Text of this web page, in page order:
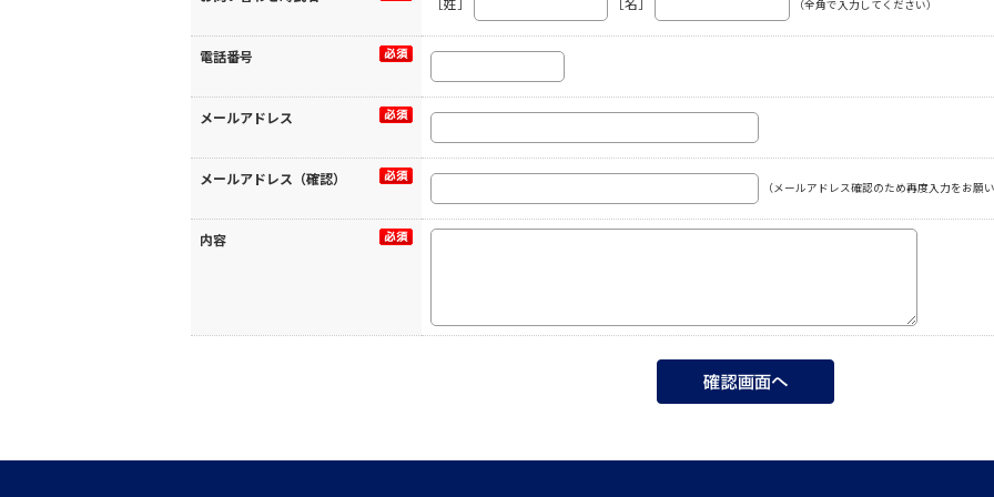
（全角で入力してください）
電話番号
メールアドレス
メールアドレス（確認）
（メールアドレス確認のため再度入力をお願
内容